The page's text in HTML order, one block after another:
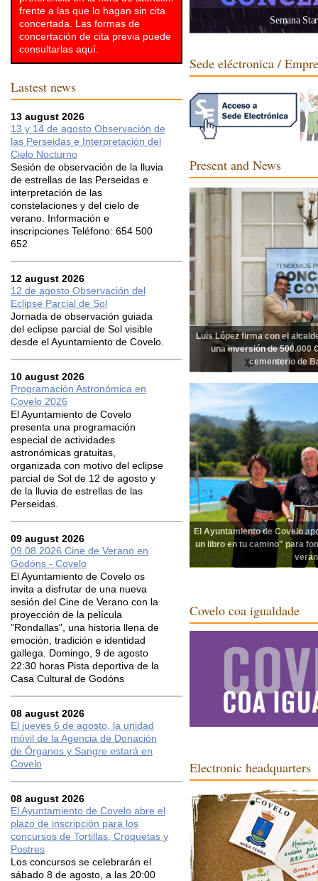
frente a las que lo hagan sin cita
concertada. Las formas de
concertación de cita previa puede
consultarlas aquí.
Lastest news
13 august 2026
13 y 14 de agosto Observación de
las Perseidas e Interpretación del
Cielo Nocturno
Sesión de observación de la lluvia
de estrellas de las Perseidas e
interpretación de las
constelaciones y del cielo de
verano. Información e
inscripciones Teléfono: 654 500
652
12 august 2026
12 de agosto Observación del
Eclipse Parcial de Sol
Jornada de observación guiada
del eclipse parcial de Sol visible
desde el Ayuntamiento de Covelo.
10 august 2026
Programación Astronómica en
Covelo 2026
El Ayuntamiento de Covelo
presenta una programación
especial de actividades
astronómicas gratuitas,
organizada con motivo del eclipse
parcial de Sol de 12 de agosto y
de la lluvia de estrellas de las
Perseidas.
09 august 2026
09.08.2026 Cine de Verano en
Godóns - Covelo
El Ayuntamiento de Covelo os
invita a disfrutar de una nueva
sesión del Cine de Verano con la
proyección de la película
"Rondallas", una historia llena de
emoción, tradición e identidad
gallega. Domingo, 9 de agosto
22:30 horas Pista deportiva de la
Casa Cultural de Godóns
08 august 2026
El jueves 6 de agosto, la unidad
móvil de la Agencia de Donación
de Órganos y Sangre estará en
Covelo
08 august 2026
El Ayuntamiento de Covelo abre el
plazo de inscripción para los
concursos de Tortillas, Croquetas y
Postres
Los concursos se celebrarán el
sábado 8 de agosto, a las 20:00
Semana
Sede eléctronica /
Present and News
Luis López firma con el
una inversión de 500.000
cementerio de
El Ayuntamiento de Covelo
un libro en tu camino" para
Covelo coa igualdade
Electronic headquarters